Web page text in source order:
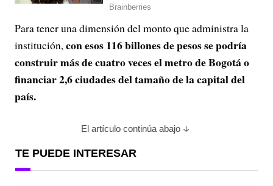
Para tener una dimensión del monto que administra la
institución,con esos 116 billones de pesos se podría
construir más de cuatro veces el metro de Bogotá o
financiar 2,6 ciudades del tamaño de la capital del
país.
El artículo continúa abajo
TE PUEDE INTERESAR